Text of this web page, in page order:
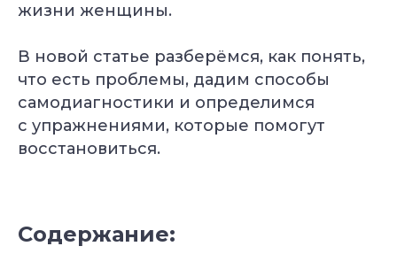
жизни женщины.
В новой статье разберёмся, как понять,
что есть проблемы, дадим способы
самодиагностики и определимся
с упражнениями, которые помогут
восстановиться.
Содержание: